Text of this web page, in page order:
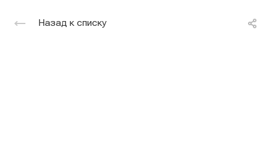
Назад к списку